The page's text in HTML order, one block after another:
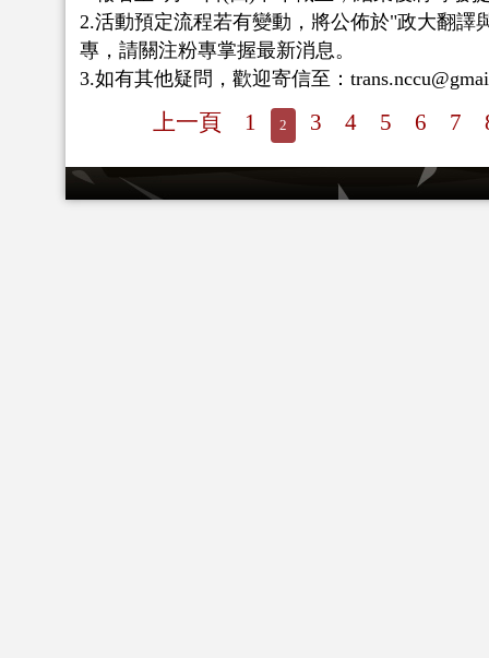
2.活動預定流程若有變動，將公佈於"政大翻譯
專，請關注粉專掌握最新消息。
3.如有其他疑問，歡迎寄信至：
上一頁 1 2 3 4 5 6 7